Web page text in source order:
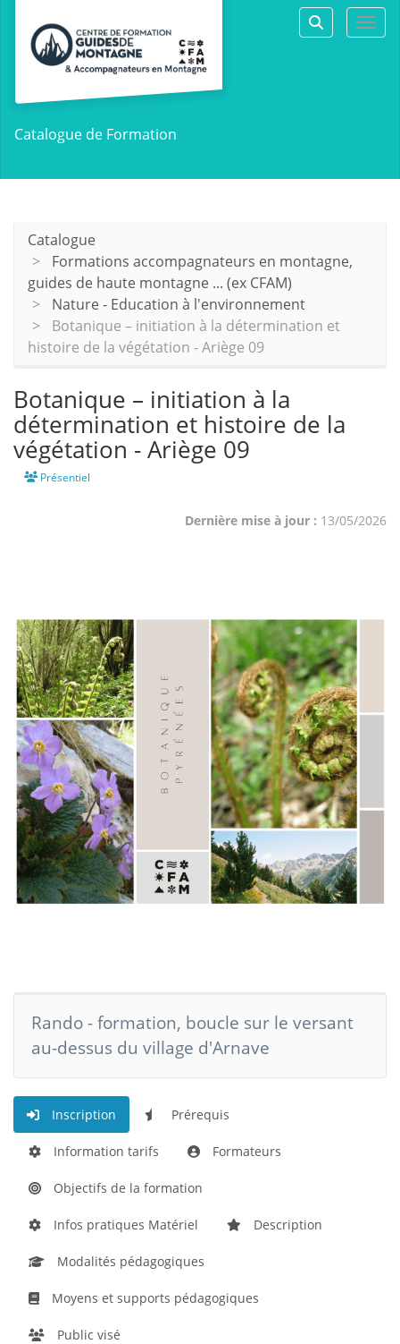
Catalogue de Formation
Catalogue
Formations accompagnateurs en montagne,
guides de haute montagne ... (ex CFAM)
Nature - Education à l'environnement
Botanique – initiation à la détermination et
histoire de la végétation - Ariège 09
Botanique – initiation à la
détermination et histoire de la
végétation - Ariège 09
Présentiel
Dernière mise à jour : 13/05/2026
Rando - formation, boucle sur le versant
au-dessus du village d'Arnave
Inscription Prérequis
Information tarifs Formateurs
Objectifs de la formation
Infos pratiques Matériel Description
Modalités pédagogiques
Moyens et supports pédagogiques
Public visé